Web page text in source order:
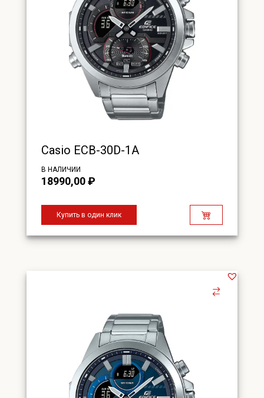
Casio ECB-30D-1A
В НАЛИЧИИ
18990,00₽
Купить в один клик